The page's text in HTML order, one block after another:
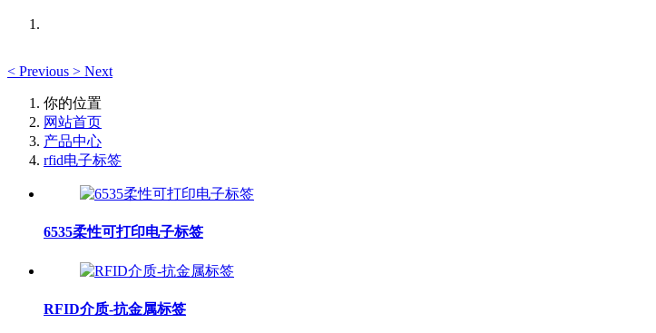
< Previous > Next
你的位置
网站首页
产品中心
rfid电子标签
6535柔性可打印电子标签
RFID介质-抗金属标签